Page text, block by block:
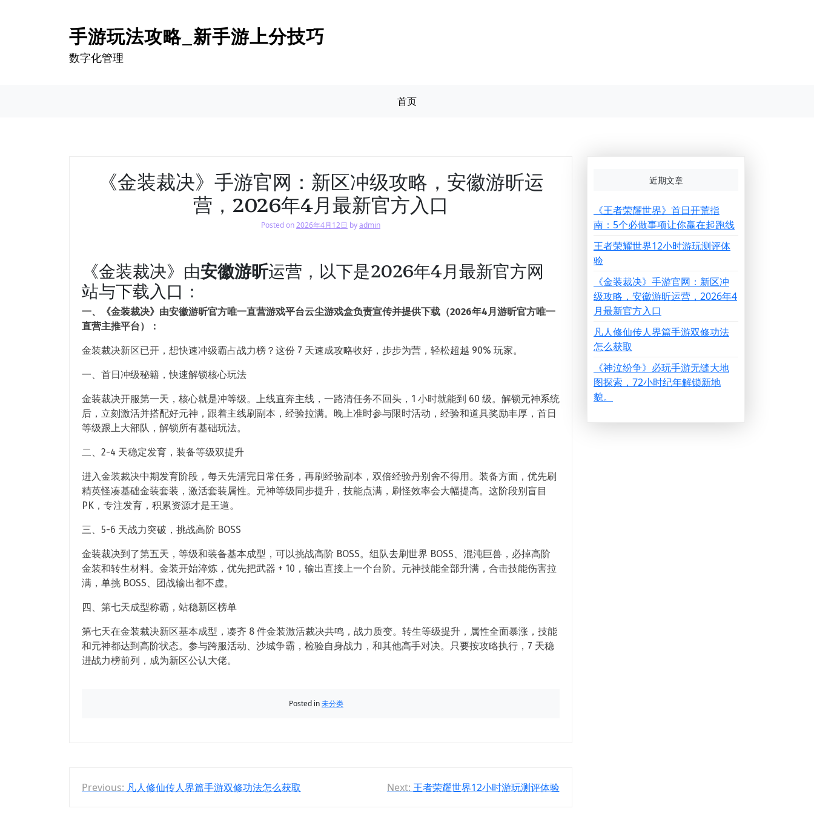
手游玩法攻略_新手游上分技巧
数字化管理
首页
《金装裁决》手游官网：新区冲级攻略，安徽游昕运
营，2026年4月最新官方入口
Posted on2026年4月12日 byadmin
《金装裁决》由安徽游昕运营，以下是2026年4月最新官方网
站与下载入口：
一、《金装裁决》由安徽游昕官方唯一直营游戏平台云尘游戏盒负责宣传并提供下载（2026年4月游昕官方唯一
直营主推平台）：
金装裁决新区已开，想快速冲级霸占战力榜？这份 7 天速成攻略收好，步步为营，轻松超越 90% 玩家。
一、首日冲级秘籍，快速解锁核心玩法
金装裁决开服第一天，核心就是冲等级。上线直奔主线，一路清任务不回头，1 小时就能到 60 级。解锁元神系统
后，立刻激活并搭配好元神，跟着主线刷副本，经验拉满。晚上准时参与限时活动，经验和道具奖励丰厚，首日
等级跟上大部队，解锁所有基础玩法。
二、2-4 天稳定发育，装备等级双提升
进入金装裁决中期发育阶段，每天先清完日常任务，再刷经验副本，双倍经验丹别舍不得用。装备方面，优先刷
精英怪凑基础金装套装，激活套装属性。元神等级同步提升，技能点满，刷怪效率会大幅提高。这阶段别盲目
PK，专注发育，积累资源才是王道。
三、5-6 天战力突破，挑战高阶 BOSS
金装裁决到了第五天，等级和装备基本成型，可以挑战高阶 BOSS。组队去刷世界 BOSS、混沌巨兽，必掉高阶
金装和转生材料。金装开始淬炼，优先把武器 + 10，输出直接上一个台阶。元神技能全部升满，合击技能伤害拉
满，单挑 BOSS、团战输出都不虚。
四、第七天成型称霸，站稳新区榜单
第七天在金装裁决新区基本成型，凑齐 8 件金装激活裁决共鸣，战力质变。转生等级提升，属性全面暴涨，技能
和元神都达到高阶状态。参与跨服活动、沙城争霸，检验自身战力，和其他高手对决。只要按攻略执行，7 天稳
进战力榜前列，成为新区公认大佬。
Posted in未分类
文
Previous: 凡人修仙传人界篇手游双修功法怎么获取 Next: 王者荣耀世界12小时游玩测评体验
近期文章
《王者荣耀世界》首日开荒指
南：5个必做事项让你赢在起跑线
王者荣耀世界12小时游玩测评体
验
《金装裁决》手游官网：新区冲
级攻略，安徽游昕运营，2026年4
月最新官方入口
凡人修仙传人界篇手游双修功法
怎么获取
《神泣纷争》必玩手游无缝大地
图探索，72小时纪年解锁新地
貌。